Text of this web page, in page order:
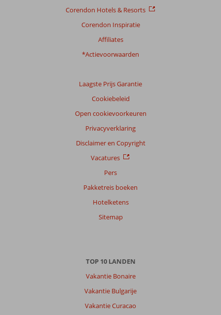
Corendon Hotels & Resorts
Corendon Inspiratie
Affiliates
*Actievoorwaarden
Laagste Prijs Garantie
Cookiebeleid
Open cookievoorkeuren
Privacyverklaring
Disclaimer en Copyright
Vacatures
Pers
Pakketreis boeken
Hotelketens
Sitemap
TOP 10 LANDEN
Vakantie Bonaire
Vakantie Bulgarije
Vakantie Curacao